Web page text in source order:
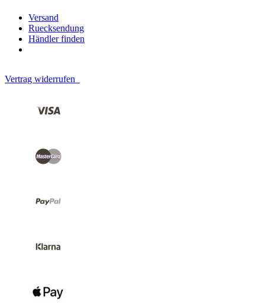
Versand
Ruecksendung
Händler finden
Vertrag widerrufen